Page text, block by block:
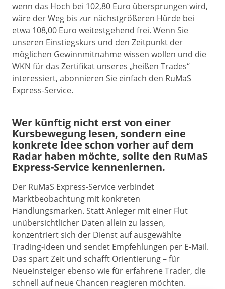
wenn das Hoch bei 102,80 Euro übersprungen wird,
wäre der Weg bis zur nächstgrößeren Hürde bei
etwa 108,00 Euro weitestgehend frei. Wenn Sie
unseren Einstiegskurs und den Zeitpunkt der
möglichen Gewinnmitnahme wissen wollen und die
WKN für das Zertifikat unseres „heißen Trades“
interessiert, abonnieren Sie einfach den RuMaS
Express-Service.
Wer künftig nicht erst von einer
Kursbewegung lesen, sondern eine
konkrete Idee schon vorher auf dem
Radar haben möchte, sollte den RuMaS
Express-Service kennenlernen.
Der RuMaS Express-Service verbindet
Marktbeobachtung mit konkreten
Handlungsmarken. Statt Anleger mit einer Flut
unübersichtlicher Daten allein zu lassen,
konzentriert sich der Dienst auf ausgewählte
Trading-Ideen und sendet Empfehlungen per E-Mail.
Das spart Zeit und schafft Orientierung – für
Neueinsteiger ebenso wie für erfahrene Trader, die
schnell auf neue Chancen reagieren möchten.